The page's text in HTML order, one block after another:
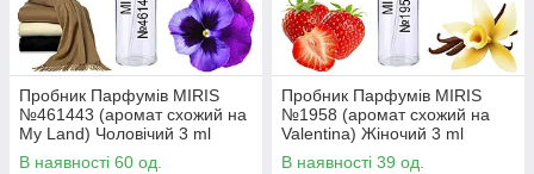
Пробник Парфумів MIRIS
№461443 (аромат схожий на
My Land) Чоловічий 3 ml
В наявності 60 од.
Пробник Парфумів MIRIS
№1958 (аромат схожий на
Valentina) Жіночий 3 ml
В наявності 39 од.